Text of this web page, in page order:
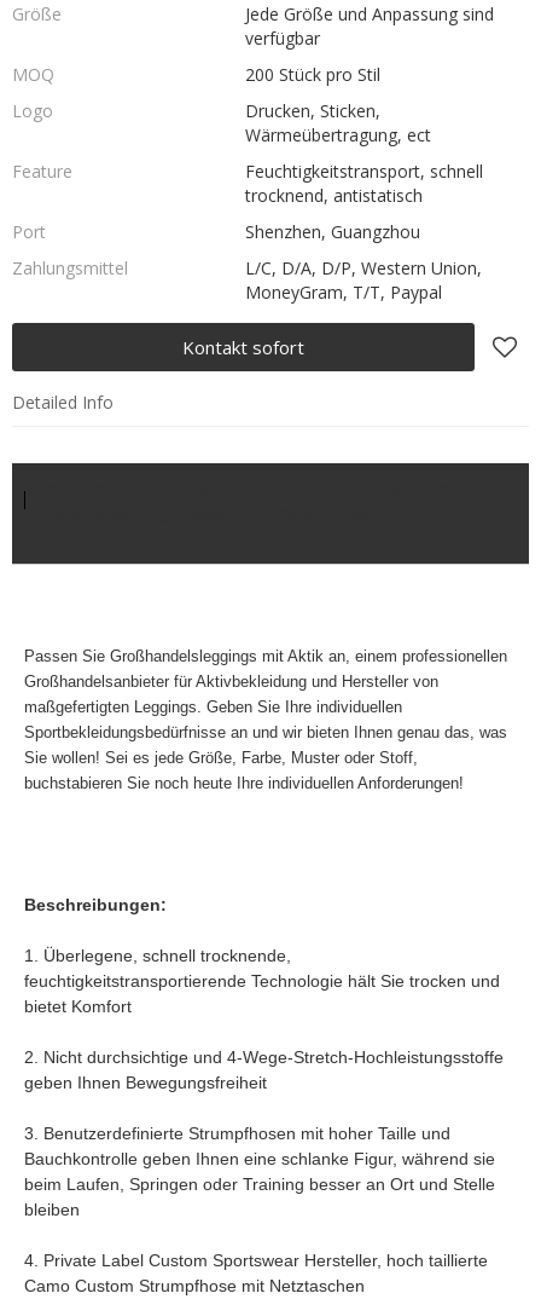
Größe
Jede Größe und Anpassung sind
verfügbar
MOQ
200 Stück pro Stil
Logo
Drucken, Sticken,
Wärmeübertragung, ect
Feature
Feuchtigkeitstransport, schnell
trocknend, antistatisch
Port
Shenzhen, Guangzhou
Zahlungsmittel
L/C, D/A, D/P, Western Union,
MoneyGram, T/T, Paypal
Kontakt sofort
Detailed Info
Passen Sie Großhandelsleggings mit Aktik an, einem professionellen
Großhandelsanbieter für Aktivbekleidung und Hersteller von
maßgefertigten Leggings. Geben Sie Ihre individuellen
Sportbekleidungsbedürfnisse an und wir bieten Ihnen genau das, was
Sie wollen! Sei es jede Größe, Farbe, Muster oder Stoff,
buchstabieren Sie noch heute Ihre individuellen Anforderungen!
Beschreibungen:
1. Überlegene, schnell trocknende,
feuchtigkeitstransportierende Technologie hält Sie trocken und
bietet Komfort
2. Nicht durchsichtige und 4-Wege-Stretch-Hochleistungsstoffe
geben Ihnen Bewegungsfreiheit
3. Benutzerdefinierte Strumpfhosen mit hoher Taille und
Bauchkontrolle geben Ihnen eine schlanke Figur, während sie
beim Laufen, Springen oder Training besser an Ort und Stelle
bleiben
4. Private Label Custom Sportswear Hersteller, hoch taillierte
Camo Custom Strumpfhose mit Netztaschen